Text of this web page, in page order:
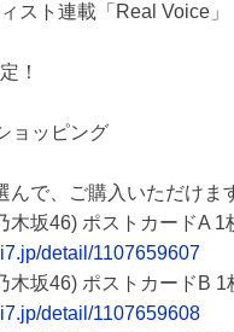
スト連載「Real Voice」
！
ョッピング
んで、ご購入いただけま
木坂46) ポストカードA 1
detail/1107659607
木坂46) ポストカードB 1
detail/1107659608